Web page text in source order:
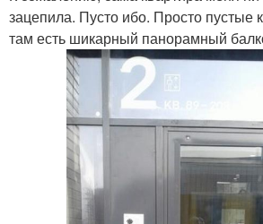
зацепила. Пусто ибо. Просто пустые
там есть шикарный панорамный